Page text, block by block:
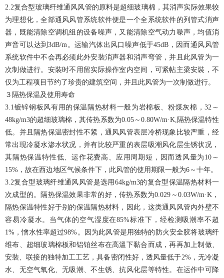
2.2复合型玻璃纤维通风风管的原料是超细玻璃棉，其消声实际效果较
为理想化，全部通风风管系统软件便是一个全系统软件的列管式消声
器，既能清除空调机组的设备噪声，又能清除空气动力噪声，均值消
声音可以达到3dB/m。运输汽体出风口噪声低于45dB，因而通风风管
系统软件中不会再必须此外安裝消声器和消声弯管，并且此风管为一
次制做进行。安裝时不用留实际操作室内空间，可紧帖主梁安裝，不
仅为工程项目节约了珍贵的建筑空间，并且此风管为一次制做进行。
３隔热保温及使用寿命
3.1镀锌钢板风有用的保温隔热材料一般为岩棉板、粉煤灰棉，32～
48kg/m3的超细玻璃棉，其传热系数为0.05～0.80W/m·K,隔热保温特性
低。并且隔热保温密封性不紧，通风风管表层冷桥现象比较严重，经
常出现冷凝水渗水状况，并有比较严重的表层吸潮风化层生锈状况，
其隔热保温特性低、运作花费高、应用周期短，因而透风量为10～
15%，故在西边地区气候条件下，此风管的使用期限一般为6～十年。
3.2复合型玻璃纤维通风风管是选用64kg/m3的复合型保温隔热材料一
次成型的。隔热保温效果非常的好，传热系数为0.029～0.03W/m·K，
隔热保温特性好于别的保温隔热材料，因此，这类通风风管內外壁不
容易冷凝水。当气体的空气湿度在85%标准下，经检测吸潮率不超
1%，憎水性率超过98%。因为此风管是用独特的防火安全胶将玻璃纤
维布、超细玻璃棉板和铝铂丝布在高溫下黏合而成，再再加上制做、
安裝、联接的独特加工工艺，具备密闭性好，透风量低于2%，无冷凝
水、无空气氧化、无吸潮、不生锈、抗风化层等特性。在运作中可降